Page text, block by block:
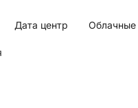
Дата центр